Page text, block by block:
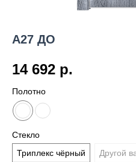
А27 ДO
14 692 р.
Полотно
Стекло
Триплекс чёрный
Другой